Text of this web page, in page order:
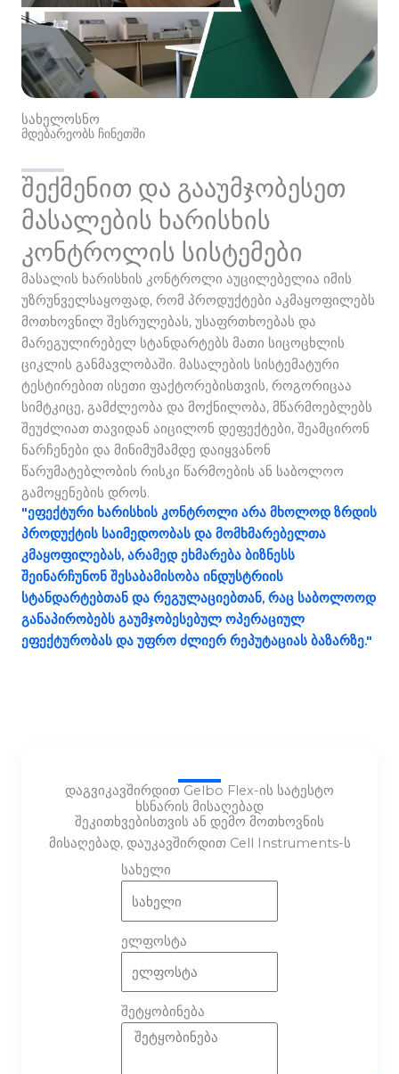
სახელოსნო
მდებარეობს ჩინეთში
შექმენით და გააუმჯობესეთ
მასალების ხარისხის
კონტროლის სისტემები
მასალის ხარისხის კონტროლი აუცილებელია იმის
უზრუნველსაყოფად, რომ პროდუქტები აკმაყოფილებს
მოთხოვნილ შესრულებას, უსაფრთხოებას და
მარეგულირებელ სტანდარტებს მათი სიცოცხლის
ციკლის განმავლობაში. მასალების სისტემატური
ტესტირებით ისეთი ფაქტორებისთვის, როგორიცაა
სიმტკიცე, გამძლეობა და მოქნილობა, მწარმოებლებს
შეუძლიათ თავიდან აიცილონ დეფექტები, შეამცირონ
ნარჩენები და მინიმუმამდე დაიყვანონ
წარუმატებლობის რისკი წარმოების ან საბოლოო
გამოყენების დროს.
"ეფექტური ხარისხის კონტროლი არა მხოლოდ ზრდის
პროდუქტის საიმედოობას და მომხმარებელთა
კმაყოფილებას, არამედ ეხმარება ბიზნესს
შეინარჩუნონ შესაბამისობა ინდუსტრიის
სტანდარტებთან და რეგულაციებთან, რაც საბოლოოდ
განაპირობებს გაუმჯობესებულ ოპერაციულ
ეფექტურობას და უფრო ძლიერ რეპუტაციას ბაზარზე."
დაგვიკავშირდით Gelbo Flex-ის სატესტო
ხსნარის მისაღებად
შეკითხვებისთვის ან დემო მოთხოვნის
მისაღებად, დაუკავშირდით Cell Instruments-ს
სახელი
ელფოსტა
შეტყობინება